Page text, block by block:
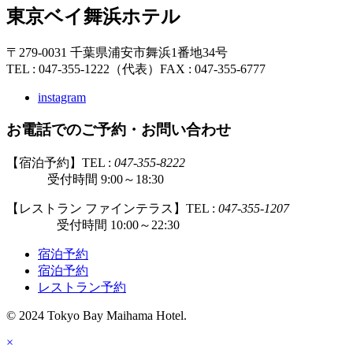
東京ベイ舞浜ホテル
〒279-0031 千葉県浦安市舞浜1番地34号
TEL : 047-355-1222（代表） FAX : 047-355-6777
instagram
お電話でのご予約・お問い合わせ
【宿泊予約】TEL : 047-355-8222
受付時間 9:00～18:30
【レストラン ファインテラス】TEL : 047-355-1207
受付時間 10:00～22:30
宿泊予約
宿泊予約
レストラン予約
© 2024 Tokyo Bay Maihama Hotel.
×